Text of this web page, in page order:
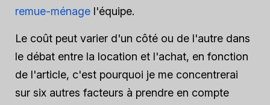
remue-ménage l'équipe.
Le coût peut varier d'un côté ou de l'autre dans
le débat entre la location et l'achat, en fonction
de l'article, c'est pourquoi je me concentrerai
sur six autres facteurs à prendre en compte